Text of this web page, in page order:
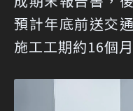
預計年底前送交
施工工期約16個